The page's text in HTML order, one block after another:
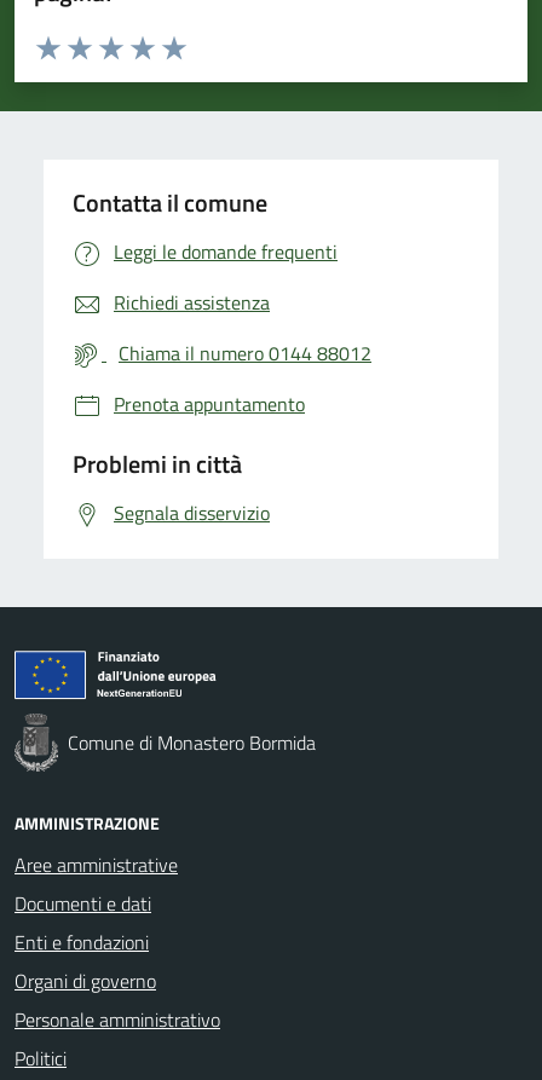
Valuta da 1 a 5 stelle la pagina
Valuta 5 stelle su 5
Valuta 4 stelle su 5
Valuta 3 stelle su 5
Valuta 2 stelle su 5
Valuta 1 stelle su 5
Contatta il comune
Leggi le domande frequenti
Richiedi assistenza
Chiama il numero 0144 88012
Prenota appuntamento
Problemi in città
Segnala disservizio
Comune di Monastero Bormida
AMMINISTRAZIONE
Aree amministrative
Documenti e dati
Enti e fondazioni
Organi di governo
Personale amministrativo
Politici